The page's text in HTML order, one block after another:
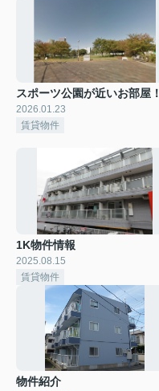
スポーツ公園が近いお部屋
2026.01.23
賃貸物件
1K物件情報
2025.08.15
賃貸物件
物件紹介